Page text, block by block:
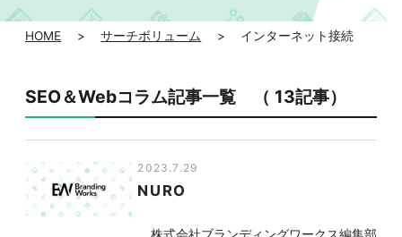
HOME > サーチボリューム > インターネット接続
SEO＆Webコラム記事一覧 （ 13記事）
2023.7.29
NURO